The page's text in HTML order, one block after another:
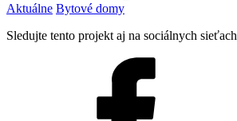
Aktuálne Bytové domy
Sledujte tento projekt aj na sociálnych sieťach